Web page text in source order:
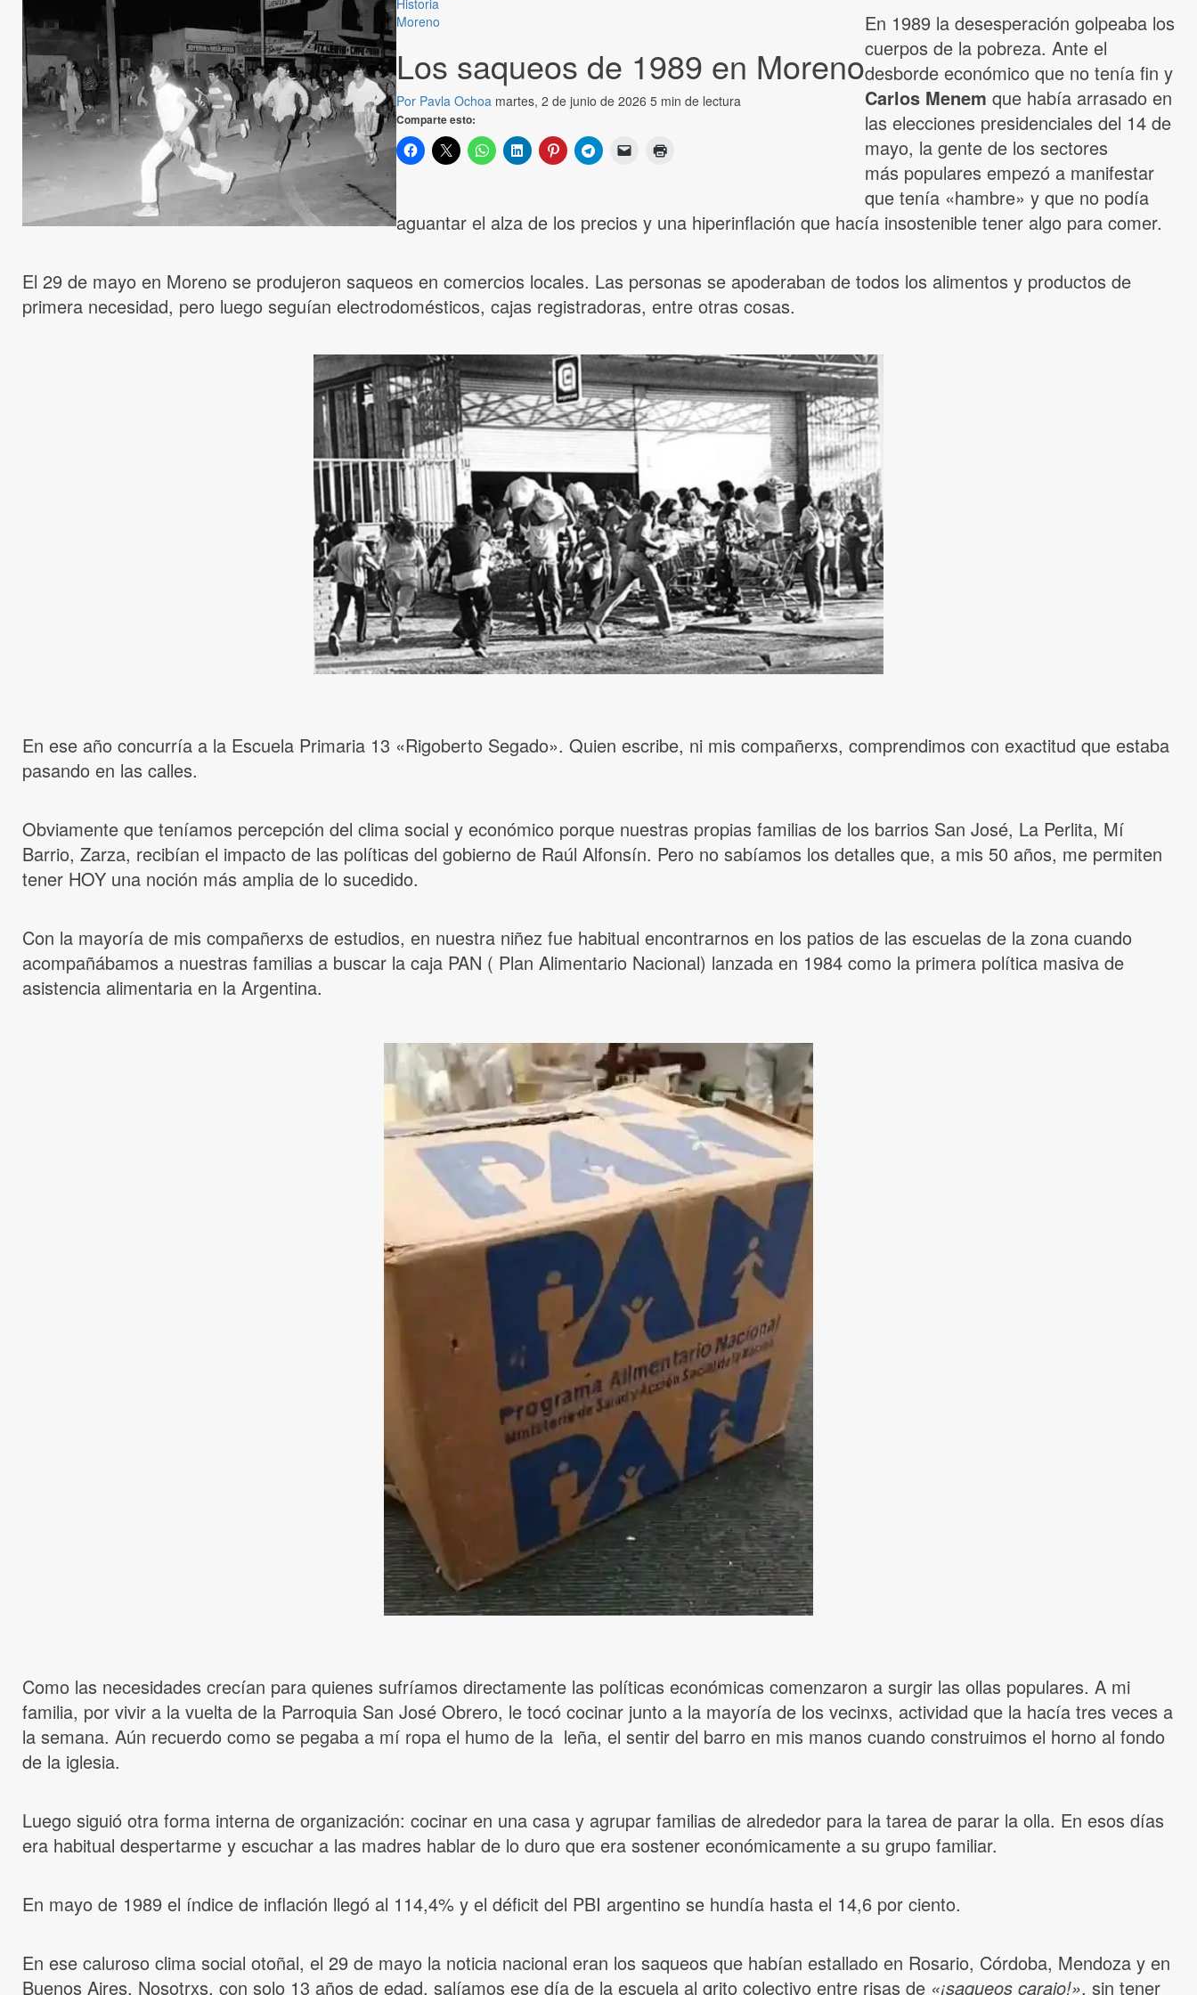
Historia
Moreno
Los saqueos de 1989 en Moreno
Por Pavla Ochoa martes, 2 de junio de 2026 5 min de lectura
Comparte esto:
En 1989 la desesperación golpeaba los
cuerpos de la pobreza. Ante el
desborde económico que no tenía fin y
Carlos Menem que había arrasado en
las elecciones presidenciales del 14 de
mayo, la gente de los sectores
más populares empezó a manifestar
que tenía «hambre» y que no podía
aguantar el alza de los precios y una hiperinflación que hacía insostenible tener algo para comer.
El 29 de mayo en Moreno se produjeron saqueos en comercios locales. Las personas se apoderaban de todos los alimentos y productos de
primera necesidad, pero luego seguían electrodomésticos, cajas registradoras, entre otras cosas.
En ese año concurría a la Escuela Primaria 13 «Rigoberto Segado». Quien escribe, ni mis compañerxs, comprendimos con exactitud que estaba
pasando en las calles.
Obviamente que teníamos percepción del clima social y económico porque nuestras propias familias de los barrios San José, La Perlita, Mí
Barrio, Zarza, recibían el impacto de las políticas del gobierno de Raúl Alfonsín. Pero no sabíamos los detalles que, a mis 50 años, me permiten
tener HOY una noción más amplia de lo sucedido.
Con la mayoría de mis compañerxs de estudios, en nuestra niñez fue habitual encontrarnos en los patios de las escuelas de la zona cuando
acompañábamos a nuestras familias a buscar la caja PAN ( Plan Alimentario Nacional) lanzada en 1984 como la primera política masiva de
asistencia alimentaria en la Argentina.
Como las necesidades crecían para quienes sufríamos directamente las políticas económicas comenzaron a surgir las ollas populares. A mi
familia, por vivir a la vuelta de la Parroquia San José Obrero, le tocó cocinar junto a la mayoría de los vecinxs, actividad que la hacía tres veces a
la semana. Aún recuerdo como se pegaba a mí ropa el humo de la leña, el sentir del barro en mis manos cuando construimos el horno al fondo
de la iglesia.
Luego siguió otra forma interna de organización: cocinar en una casa y agrupar familias de alrededor para la tarea de parar la olla. En esos días
era habitual despertarme y escuchar a las madres hablar de lo duro que era sostener económicamente a su grupo familiar.
En mayo de 1989 el índice de inflación llegó al 114,4% y el déficit del PBI argentino se hundía hasta el 14,6 por ciento.
En ese caluroso clima social otoñal, el 29 de mayo la noticia nacional eran los saqueos que habían estallado en Rosario, Córdoba, Mendoza y en
Buenos Aires. Nosotrxs, con solo 13 años de edad, salíamos ese día de la escuela al grito colectivo entre risas de «¡saqueos carajo!», sin tener